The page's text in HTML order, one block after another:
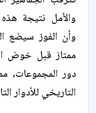
والأمل نتيجة
وأن الفوز سيضع
ممتاز قبل خوض
دور المجموعات،
التاريخي للأدوار